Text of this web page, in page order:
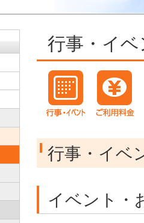
行事・イ
行事・イベ
イベント・